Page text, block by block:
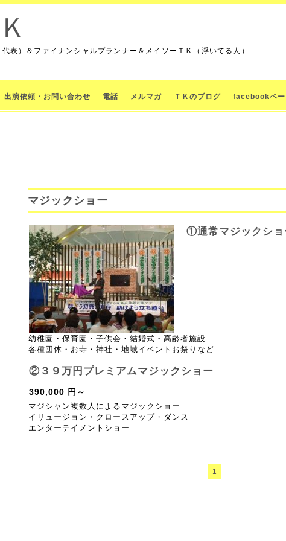
表）＆ファイナンシャルプランナー＆メイソーＴＫ（浮いてる人）
出演依頼・お問い合わせ 電話 メルマガ ＴＫのブログ facebookペー
マジックショー
①通常マジックショ
幼稚園・保育園・子供会・結婚式・高齢者施設
各種団体・お寺・神社・地域イベントお祭りなど
②３９万円プレミアムマジックショー
390,000 円～
マジシャン複数人によるマジックショー
イリュージョン・クロースアップ・ダンス
エンターテイメントショー
1